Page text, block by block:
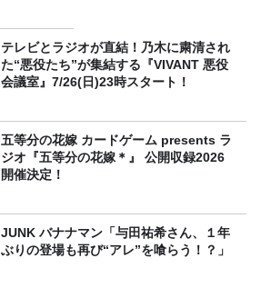
テレビとラジオが直結！乃木に粛清され
た“悪役たち”が集結する『VIVANT 悪役
会議室』7/26(日)23時スタート！
五等分の花嫁 カードゲーム presents ラ
ジオ『五等分の花嫁＊』 公開収録2026
開催決定！
JUNK バナナマン「与田祐希さん、１年
ぶりの登場も再び“アレ”を喰らう！？」